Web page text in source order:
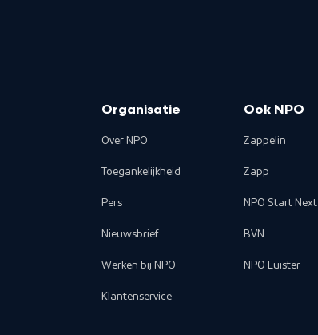
Organisatie
Over NPO
Toegankelijkheid
Pers
Nieuwsbrief
Werken bij NPO
Klantenservice
Ook NPO
Zappelin
Zapp
NPO Start Next
BVN
NPO Luister